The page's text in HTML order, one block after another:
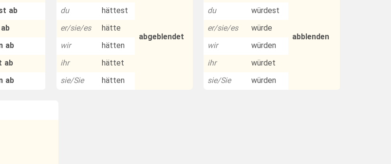
ab
ab
ab
ab
abgeblendet
du
hättest
er/sie/es
hätte
wir
hätten
ihr
hättet
sie/Sie
hätten
abblenden
du
würdest
er/sie/es
würde
wir
würden
ihr
würdet
sie/Sie
würden